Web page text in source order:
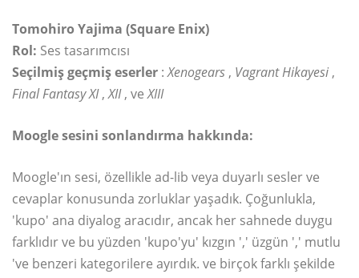
Tomohiro Yajima (Square Enix)
Rol: Ses tasarımcısı
Seçilmiş geçmiş eserler :Xenogears , Vagrant Hikayesi ,
Final Fantasy XI,XII, veXIII
Moogle sesini sonlandırma hakkında:
Moogle'ın sesi, özellikle ad-lib veya duyarlı sesler ve
cevaplar konusunda zorluklar yaşadık. Çoğunlukla,
'kupo' ana diyalog aracıdır, ancak her sahnede duygu
farklıdır ve bu yüzden 'kupo'yu' kızgın ',' üzgün ',' mutlu
've benzeri kategorilere ayırdık. ve birçok farklı şekilde